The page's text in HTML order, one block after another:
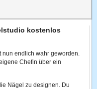
kostenlos
nun endlich wahr geworden.
Chefin über ein
Nägel zu designen. Du